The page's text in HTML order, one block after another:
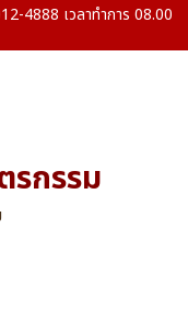
4888 เวลาทำการ 08.00
รกรรม